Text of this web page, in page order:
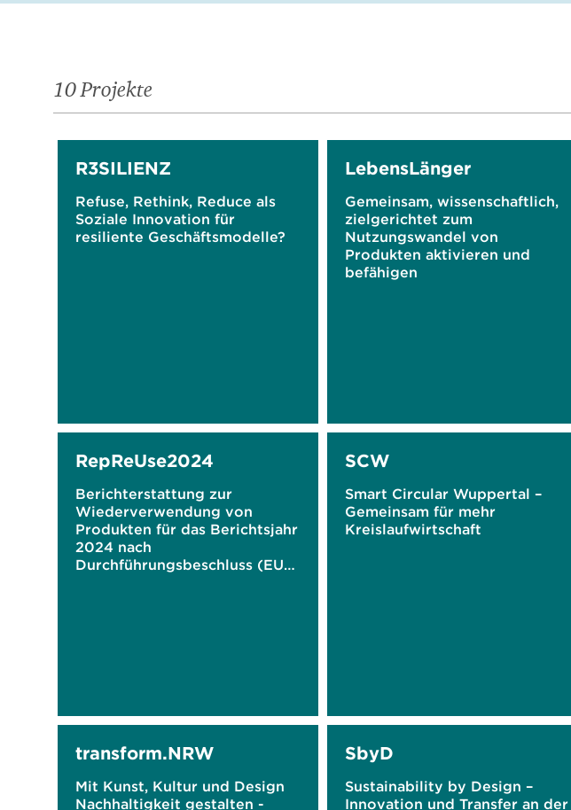
10 Projekte
R3SILIENZ
Refuse, Rethink, Reduce als
Soziale Innovation für
resiliente Geschäftsmodelle?
LebensLänger
Gemeinsam, wissenschaftlich,
zielgerichtet zum
Nutzungswandel von
Produkten aktivieren und
befähigen
RepReUse2024
Berichterstattung zur
Wiederverwendung von
Produkten für das Berichtsjahr
2024 nach
Durchführungsbeschluss (EU)
SCW
Smart Circular Wuppertal –
Gemeinsam für mehr
Kreislaufwirtschaft
transform.NRW
Mit Kunst, Kultur und Design
Nachhaltigkeit gestalten -
SbyD
Sustainability by Design –
Innovation und Transfer an der